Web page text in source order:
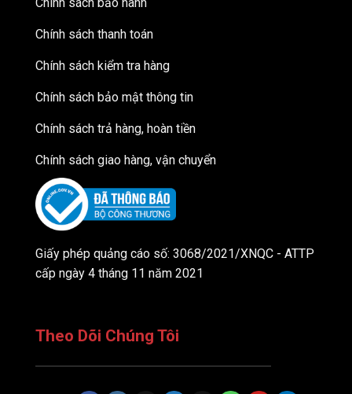
Chính sách thanh toán
Chính sách kiểm tra hàng
Chính sách bảo mật thông tin
Chính sách trả hàng, hoàn tiền
Chính sách giao hàng, vận chuyển
Giấy phép quảng cáo số: 3068/2021/XNQC - ATTP
cấp ngày 4 tháng 11 năm 2021
Theo Dõi Chúng Tôi